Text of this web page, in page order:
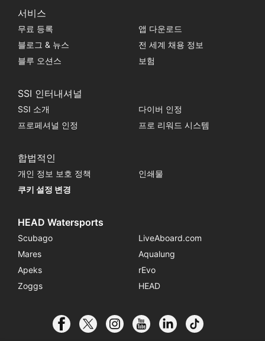
서비스
무료 등록
앱 다운로드
블로그 & 뉴스
전 세계 채용 정보
블루 오션스
보험
SSI 인터내셔널
SSI 소개
다이버 인정
프로페셔널 인정
프로 리워드 시스템
합법적인
개인 정보 보호 정책
인쇄물
쿠키 설정 변경
HEAD Watersports
Scubago
LiveAboard.com
Mares
Aqualung
Apeks
rEvo
Zoggs
HEAD